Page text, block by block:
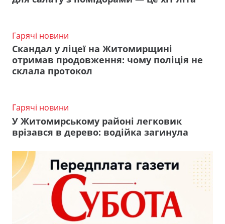
Гарячі новини
Скандал у ліцеї на Житомирщині
отримав продовження: чому поліція не
склала протокол
Гарячі новини
У Житомирському районі легковик
врізався в дерево: водійка загинула